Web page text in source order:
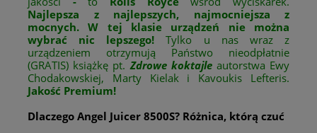
Najlepsza z najlepszych, najmocniejsza z
mocnych. W tej klasie urządzeń nie można
wybrać nic lepszego!Tylko u nas wraz z
urządzeniem otrzymują Państwo nieodpłatnie
(GRATIS) książkę pt. Zdrowe koktajle autorstwa Ewy
Chodakowskiej, Marty Kielak i Kavoukis Lefteris.
Jakość Premium!
Dlaczego Angel Juicer 8500S? Różnica, którą czuć